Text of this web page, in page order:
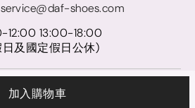
加入購物車
service@daf-shoes.com
12:00 13:00-18:00
及國定假日公休)
尚股份有限公司｜統一編號 27921248